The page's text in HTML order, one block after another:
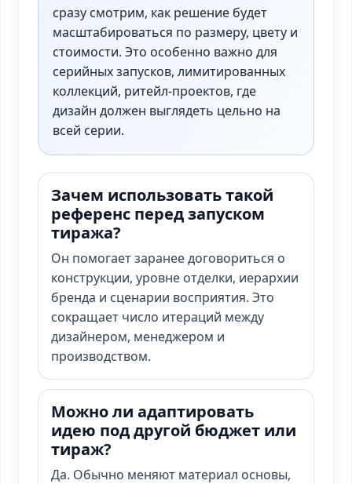
сразу смотрим, как решение будет
масштабироваться по размеру, цвету и
стоимости. Это особенно важно для
серийных запусков, лимитированных
коллекций, ритейл-проектов, где
дизайн должен выглядеть цельно на
всей серии.
Зачем использовать такой
референс перед запуском
тиража?
Он помогает заранее договориться о
конструкции, уровне отделки, иерархии
бренда и сценарии восприятия. Это
сокращает число итераций между
дизайнером, менеджером и
производством.
Можно ли адаптировать
идею под другой бюджет или
тираж?
Да. Обычно меняют материал основы,